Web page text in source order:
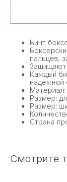
Бинт
пальцев,
Защищают
Каждый
надежной
Материал:
Размер:
Размер:
Страна
Смотрите